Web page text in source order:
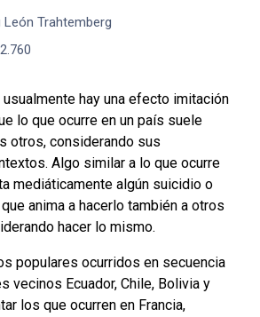
León Trahtemberg
2.760
usualmente hay una efecto imitación
lo que ocurre en un país suele
otros, considerando sus
Algo similar a lo que ocurre
mediáticamente algún suicidio o
anima a hacerlo también a otros
hacer lo mismo.
populares ocurridos en secuencia
vecinos Ecuador, Chile, Bolivia y
los que ocurren en Francia,